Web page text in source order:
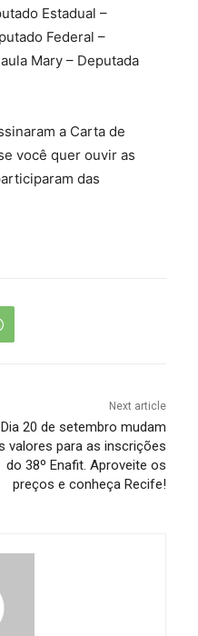
Estadual –
Federal –
Mary – Deputada
a Carta de
você quer ouvir as
das
Next article
Dia 20 de setembro mudam
valores para as inscrições
do 38º Enafit. Aproveite os
preços e conheça Recife!